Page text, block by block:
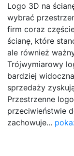
Logo 3D na
wybrać
firm coraz
ścianę, które
ale również
Trójwymiarowy
bardziej
sprzedaży
Przestrzenne
przeciwieństwie
zachowuje...